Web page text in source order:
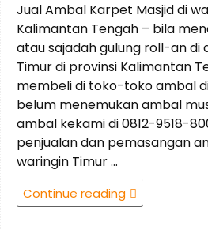
Jual Ambal Karpet Masjid di
Kalimantan Tengah – bila
atau sajadah gulung roll-an di
Timur di provinsi Kalimantan
membeli di toko-toko ambal
belum menemukan ambal
ambal kekami di 0812-9518-
penjualan dan pemasangan
waringin Timur …
Continue reading “0812-
9518-